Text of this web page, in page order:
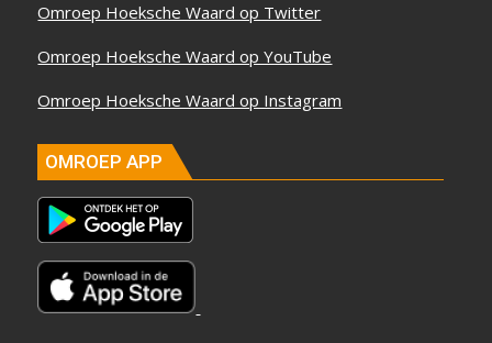
Omroep Hoeksche Waard op Twitter
Omroep Hoeksche Waard op YouTube
Omroep Hoeksche Waard op Instagram
OMROEP APP